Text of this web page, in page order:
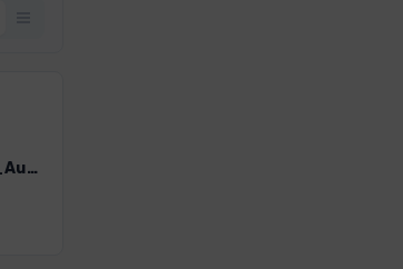
GPS-Koordinaten_Ausgangspunkte_WF_Rund um Hannover_4595_1.pdf